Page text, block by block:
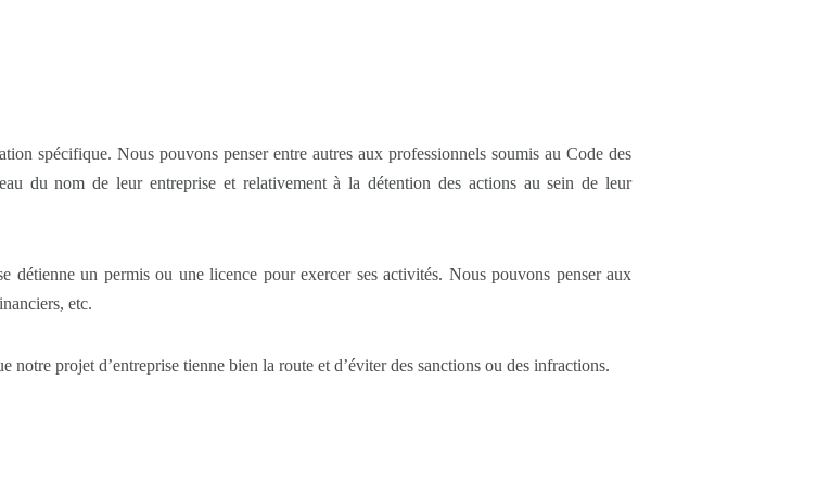
spécifique. Nous pouvons penser entre autres aux professionnels soumis au Code des
du nom de leur entreprise et relativement à la détention des actions au sein de leur
détienne un permis ou une licence pour exercer ses activités. Nous pouvons penser aux
etc.
notre projet d’entreprise tienne bien la route et d’éviter des sanctions ou des infractions.